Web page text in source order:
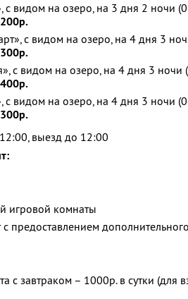
видом на озеро, на 3 дня 2 ночи
с видом на озеро, на 4 дня 3
с видом на озеро, на 4 дня 3 ночи
видом на озеро, на 4 дня 3 ночи
выезд до 12:00
игровой комнаты
предоставлением
с завтраком – 1000р. в сутки (для